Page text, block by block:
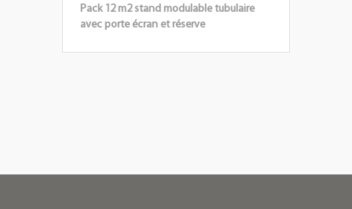
Pack 12 m2 stand modulable tubulaire
avec porte écran et réserve